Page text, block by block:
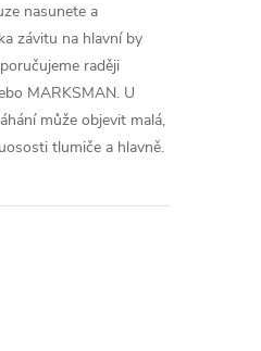
nasunete a
závitu na hlavní by
raději
MARKSMAN. U
může objevit malá,
tlumiče a hlavně.